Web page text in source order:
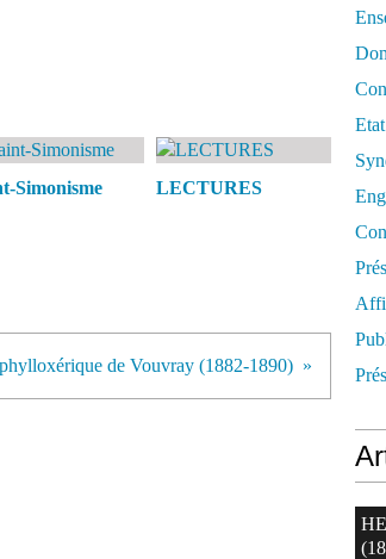
Simonisme LECTURES
de Vouvray (1882-1890)